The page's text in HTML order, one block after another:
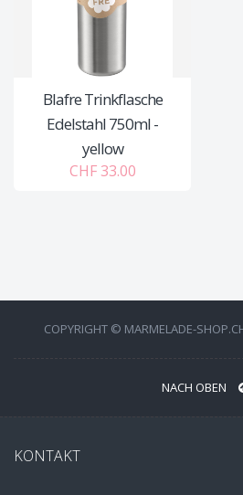
Blafre Trinkflasche
Edelstahl 750ml -
yellow
CHF 33.00
COPYRIGHT © MARMELADE-
NACH OBEN
KONTAKT